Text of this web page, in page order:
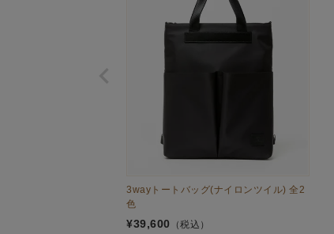
3wayトートバッグ(ナイロンツイル) 全2
色
¥39,600 （税込）